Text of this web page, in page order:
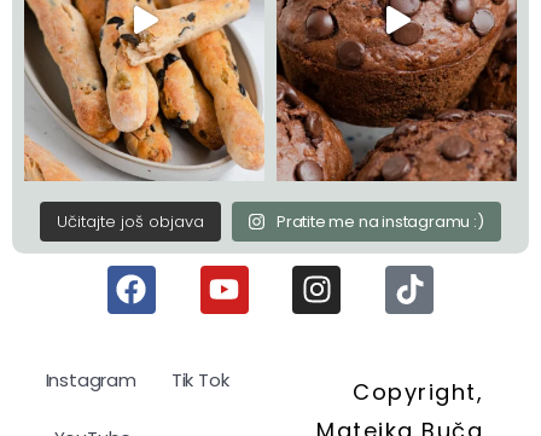
Učitajte još objava Pratite me na instagramu :)
Instagram Tik Tok
Copyright,